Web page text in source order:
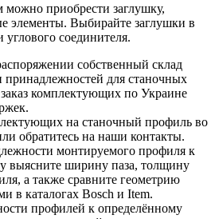
приобрести заглушку,
элементы. Выбирайте заглушки в
соединителя.
собственный склад
принадлежностей для станочных
комплектующих по Украине
на станочный профиль во
обратитесь на наши контакты.
монтируемого профиля к
выясните ширину паза, толщину
а также сравните геометрию
в каталогах Bosch и Item.
профилей к определённому